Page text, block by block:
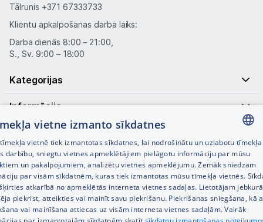
Tālrunis +371 67333733
Klientu apkalpošanas darba laiks:
Darba dienās 8:00 – 21:00,
S., Sv. 9:00 – 18:00
Kategorijas
Informācija
Noderīgas saites
LATVIAN
RUSSIAN
ENGLISH
vietne izmanto sīkdatnes
vietnē tiek izmantotas sīkdatnes, lai nodrošinātu un uzlabotu tīmekļa
darbību, sniegtu vietnes apmeklētājiem pielāgotu informāciju par mūsu
un pakalpojumiem, analizētu vietnes apmeklējumu. Zemāk sniedzam
par visām sīkdatnēm, kuras tiek izmantotas mūsu tīmekļa vietnēs.
atkarībā no apmeklētās interneta vietnes sadaļas. Lietotājam
piekrist, atteikties vai mainīt savu piekrišanu. Piekrišanas sniegšana, kā
vai mainīšana attiecas uz visām interneta vietnes sadaļām. Vairāk